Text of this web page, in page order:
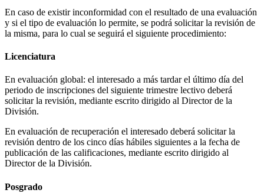
En caso de existir inconformidad con el resultado de una evaluación
y si el tipo de evaluación lo permite, se podrá solicitar la revisión de
la misma, para lo cual se seguirá el siguiente procedimiento:
Licenciatura
En evaluación global: el interesado a más tardar el último día del
periodo de inscripciones del siguiente trimestre lectivo deberá
solicitar la revisión, mediante escrito dirigido al Director de la
División.
En evaluación de recuperación el interesado deberá solicitar la
revisión dentro de los cinco días hábiles siguientes a la fecha de
publicación de las calificaciones, mediante escrito dirigido al
Director de la División.
Posgrado